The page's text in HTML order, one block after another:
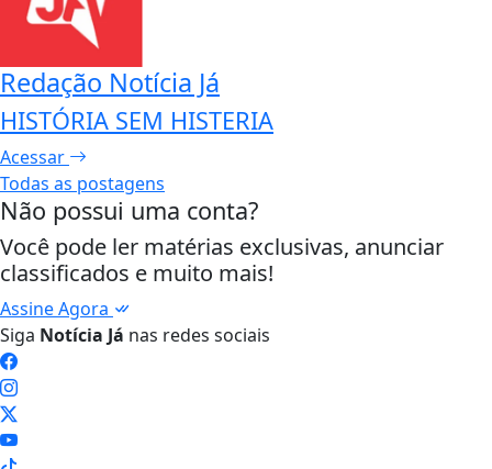
Redação Notícia Já
HISTÓRIA SEM HISTERIA
Acessar
Todas as postagens
Não possui uma conta?
Você pode ler matérias exclusivas, anunciar
classificados e muito mais!
Assine Agora
Siga Notícia Já nas redes sociais